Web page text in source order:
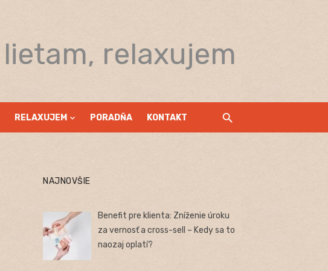
relaxujem
RELAXUJEM PORADŇA KONTAKT
NAJNOVŠIE
Benefit pre klienta: Zníženie úroku
za vernosť a cross-sell – Kedy sa to
naozaj oplatí?